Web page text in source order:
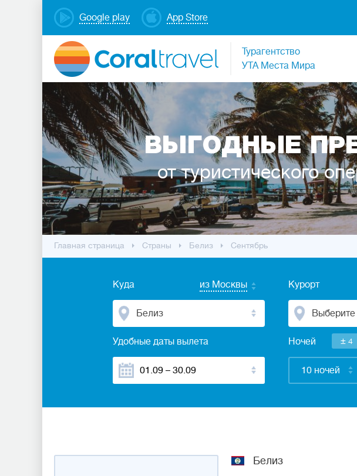
Google play App Store
Турагентство
УТА Места Мира
ВЫГОДНЫЕ
от туристического
Главная страница Cтраны Белиз Сентябрь
Куда из Москвы
Белиз
Курорт
Выберите
Удобные даты вылета Ночей ±4
10 ночей
Белиз